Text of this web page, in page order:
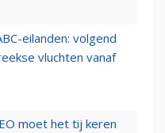
eilanden: volgend
vluchten vanaf
moet het tij keren